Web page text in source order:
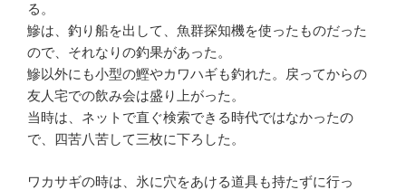
る。
鰺は、釣り船を出して、魚群探知機を使ったものだった
ので、それなりの釣果があった。
鰺以外にも小型の鰹やカワハギも釣れた。戻ってからの
友人宅での飲み会は盛り上がった。
当時は、ネットで直ぐ検索できる時代ではなかったの
で、四苦八苦して三枚に下ろした。
ワカサギの時は、氷に穴をあける道具も持たずに行っ